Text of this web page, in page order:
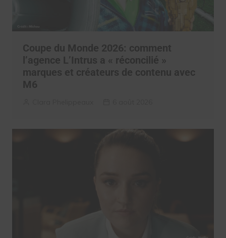
Coupe du Monde 2026: comment
l’agence L’Intrus a « réconcilié »
marques et créateurs de contenu avec
M6